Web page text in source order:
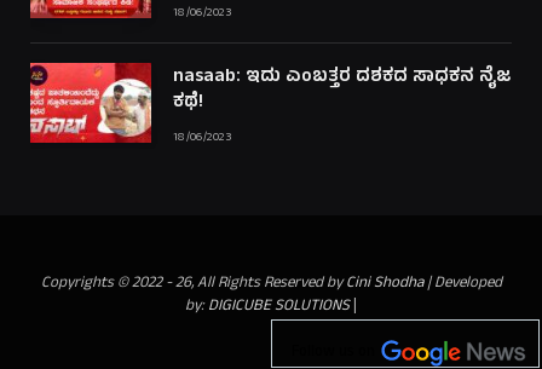
18/06/2023
nasaab: ಇದು ಎಂಬತ್ತರ ದಶಕದ ಸಾಧಕನ ನೈಜ
ಕಥೆ!
18/06/2023
Copyrights © 2022 - 26, All Rights Reserved byCini Shodha| Developed
by:DIGICUBE SOLUTIONS|